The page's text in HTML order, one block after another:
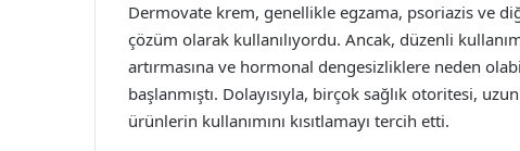
Dermovate krem, genellikle egzama, psoriazis ve
çözüm olarak kullanılıyordu. Ancak, düzenli
artırmasına ve hormonal dengesizliklere neden
başlanmıştı. Dolayısıyla, birçok sağlık otoritesi,
ürünlerin kullanımını kısıtlamayı tercih etti.